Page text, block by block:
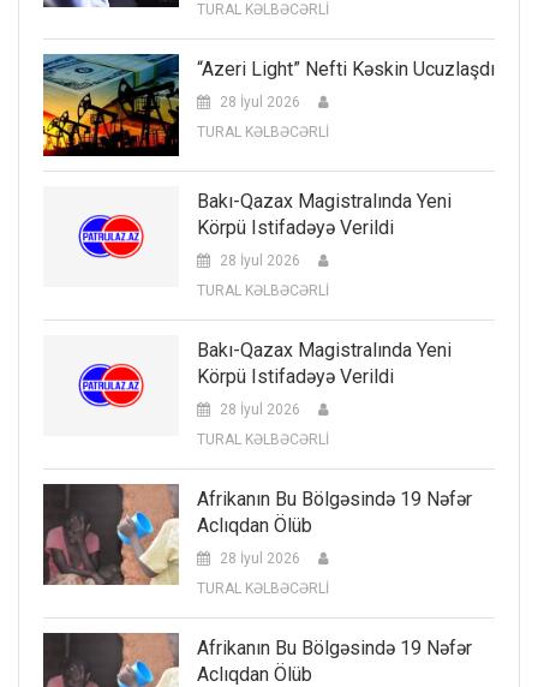
TURAL KƏLBƏCƏRLİ
“Azeri Light” Nefti Kəskin Ucuzlaşdı
28 İyul 2026
TURAL KƏLBƏCƏRLİ
Bakı-Qazax Magistralında Yeni
Körpü Istifadəyə Verildi
28 İyul 2026
TURAL KƏLBƏCƏRLİ
Bakı-Qazax Magistralında Yeni
Körpü Istifadəyə Verildi
28 İyul 2026
TURAL KƏLBƏCƏRLİ
Afrikanın Bu Bölgəsində 19 Nəfər
Aclıqdan Ölüb
28 İyul 2026
TURAL KƏLBƏCƏRLİ
Afrikanın Bu Bölgəsində 19 Nəfər
Aclıqdan Ölüb